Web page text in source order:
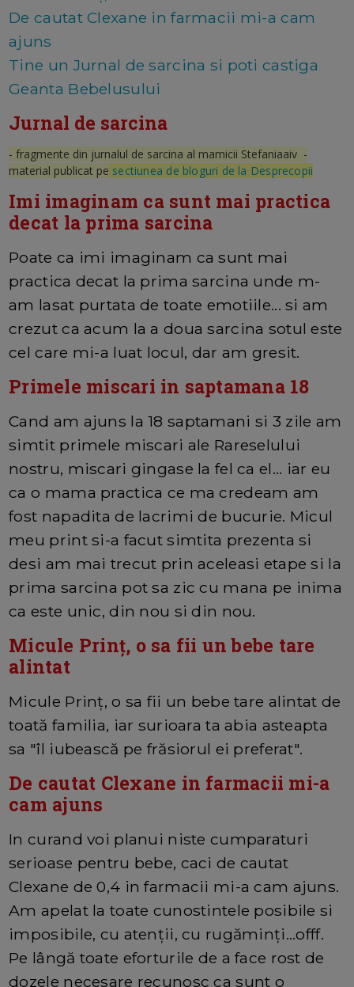
De cautat Clexane in farmacii mi-a cam
ajuns
Tine un Jurnal de sarcina si poti castiga
Geanta Bebelusului
Jurnal de sarcina
- fragmente din jurnalul de sarcina al mamicii Stefaniaaiv -
material publicat pe sectiunea de bloguri de la Desprecopii
Imi imaginam ca sunt mai practica
decat la prima sarcina
Poate ca imi imaginam ca sunt mai
practica decat la prima sarcina unde m-
am lasat purtata de toate emotiile... si am
crezut ca acum la a doua sarcina sotul este
cel care mi-a luat locul, dar am gresit.
Primele miscari in saptamana 18
Cand am ajuns la 18 saptamani si 3 zile am
simtit primele miscari ale Rareselului
nostru, miscari gingase la fel ca el... iar eu
ca o mama practica ce ma credeam am
fost napadita de lacrimi de bucurie. Micul
meu print si-a facut simtita prezenta si
desi am mai trecut prin aceleasi etape si la
prima sarcina pot sa zic cu mana pe inima
ca este unic, din nou si din nou.
Micule Prinț, o sa fii un bebe tare
alintat
Micule Prinț, o sa fii un bebe tare alintat de
toată familia, iar surioara ta abia asteapta
sa "îl iubească pe frăsiorul ei preferat".
De cautat Clexane in farmacii mi-a
cam ajuns
In curand voi planui niste cumparaturi
serioase pentru bebe, caci de cautat
Clexane de 0,4 in farmacii mi-a cam ajuns.
Am apelat la toate cunostintele posibile si
imposibile, cu atenții, cu rugăminți...offf.
Pe lângă toate eforturile de a face rost de
dozele necesare recunosc ca sunt o